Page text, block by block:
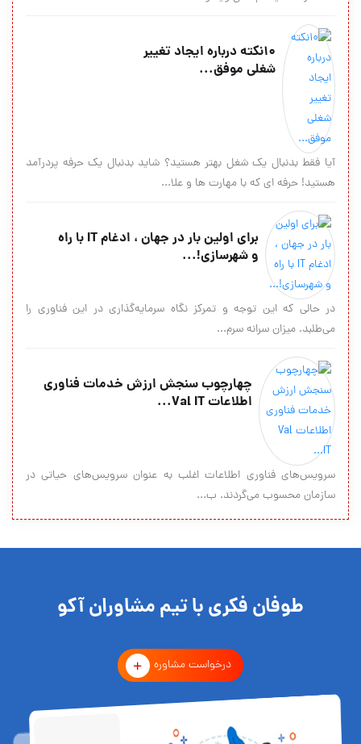
10نكته درباره ايجاد تغيير
شغلي موفق...
آیا فقط بدنبال یک شغل بهتر هستید؟ شاید بدنبال یک حرفه پردرآمد
هستید! حرفه ای که با مهارت ها و علا...
برای اولین بار در جهان ، ادغام IT با راه
و شهرسازی!...
در حالی که این توجه و تمرکز نگاه سرمایه‌گذاری در این فناوری را
می‌طلبد. میزان سرانه سرم...
چهارچوب سنجش ارزش خدمات فناوری
اطلاعات Val IT...
سرویس‌های فناوری اطلاعات اغلب به عنوان سرویس‌های حیاتی در
سازمان محسوب می‌گردند. ب...
طوفان فکری با تیم مشاوران آکو
درخواست مشاوره